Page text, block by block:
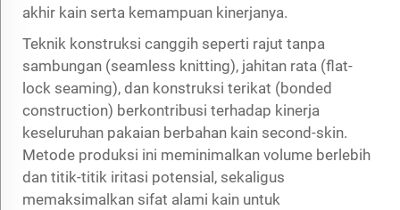
akhir kain serta kemampuan kinerjanya.
Teknik konstruksi canggih seperti rajut tanpa
sambungan (seamless knitting), jahitan rata (flat-
lock seaming), dan konstruksi terikat (bonded
construction) berkontribusi terhadap kinerja
keseluruhan pakaian berbahan kain second-skin.
Metode produksi ini meminimalkan volume berlebih
dan titik-titik iritasi potensial, sekaligus
memaksimalkan sifat alami kain untuk